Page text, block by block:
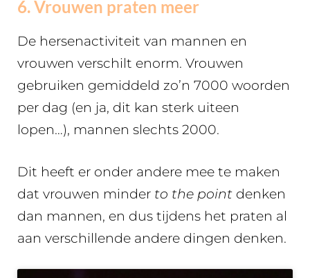
6. Vrouwen praten meer
De hersenactiviteit van mannen en
vrouwen verschilt enorm. Vrouwen
gebruiken gemiddeld zo’n 7000 woorden
per dag (en ja, dit kan sterk uiteen
lopen…), mannen slechts 2000.
Dit heeft er onder andere mee te maken
dat vrouwen minder to the point denken
dan mannen, en dus tijdens het praten al
aan verschillende andere dingen denken.